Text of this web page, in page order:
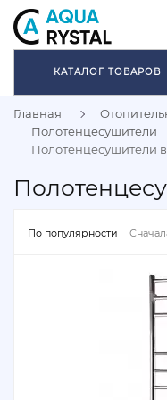
КАТАЛОГ ТОВАРОВ
Главная
Полотенцесушители
Полотенцесушители
По популярности